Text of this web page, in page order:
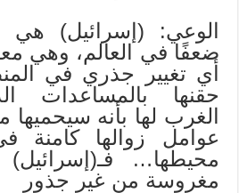
الوعي: (إسرائيل) هي
ضعفًا في العالم، وهي
أي تغيير جذري في
حقنها بالمساعدات
الغرب لها بأنه سيحميها
عوامل زوالها كامنة
محيطها…
مغروسة من غير جذور